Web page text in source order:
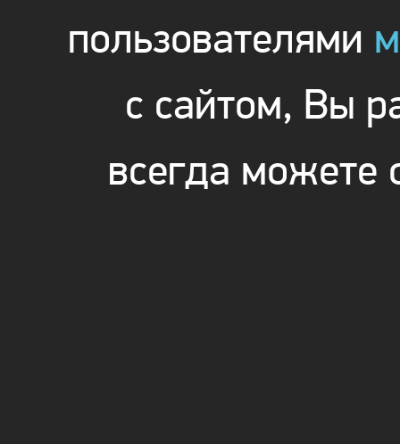
пользователями
с сайтом, Вы
всегда можете